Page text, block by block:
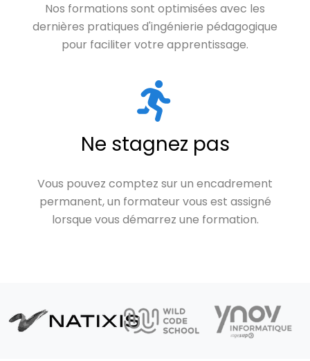
Nos formations sont optimisées avec les
dernières pratiques d'ingénierie pédagogique
pour faciliter votre apprentissage.
Ne stagnez pas
Vous pouvez comptez sur un encadrement
permanent, un formateur vous est assigné
lorsque vous démarrez une formation.